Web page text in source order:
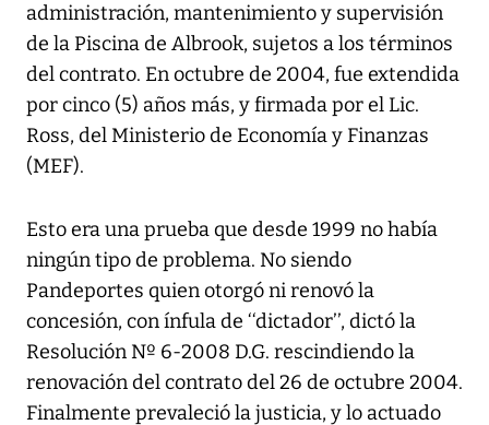
administración, mantenimiento y supervisión
de la Piscina de Albrook, sujetos a los términos
del contrato. En octubre de 2004, fue extendida
por cinco (5) años más, y firmada por el Lic.
Ross, del Ministerio de Economía y Finanzas
(MEF).
Esto era una prueba que desde 1999 no había
ningún tipo de problema. No siendo
Pandeportes quien otorgó ni renovó la
concesión, con ínfula de ‘‘dictador’’, dictó la
Resolución Nº 6-2008 D.G. rescindiendo la
renovación del contrato del 26 de octubre 2004.
Finalmente prevaleció la justicia, y lo actuado